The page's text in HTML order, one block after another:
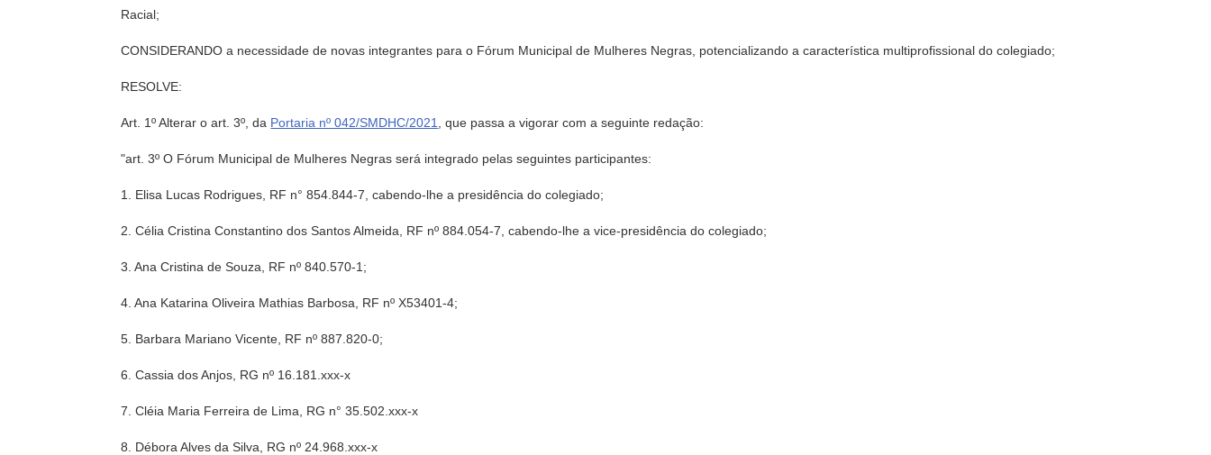
Racial;
CONSIDERANDO a necessidade de novas integrantes para o Fórum Municipal de Mulheres Negras, potencializando a característica multiprofissional do colegiado;
RESOLVE:
Art. 1º Alterar o art. 3º, da Portaria nº 042/SMDHC/2021 , que passa a vigorar com a seguinte redação:
"art. 3º O Fórum Municipal de Mulheres Negras será integrado pelas seguintes participantes:
1. Elisa Lucas Rodrigues, RF n° 854.844-7, cabendo-lhe a presidência do colegiado;
2. Célia Cristina Constantino dos Santos Almeida, RF nº 884.054-7, cabendo-lhe a vice-presidência do colegiado;
3. Ana Cristina de Souza, RF nº 840.570-1;
4. Ana Katarina Oliveira Mathias Barbosa, RF nº X53401-4;
5. Barbara Mariano Vicente, RF nº 887.820-0;
6. Cassia dos Anjos, RG nº 16.181.xxx-x
7. Cléia Maria Ferreira de Lima, RG n° 35.502.xxx-x
8. Débora Alves da Silva, RG nº 24.968.xxx-x